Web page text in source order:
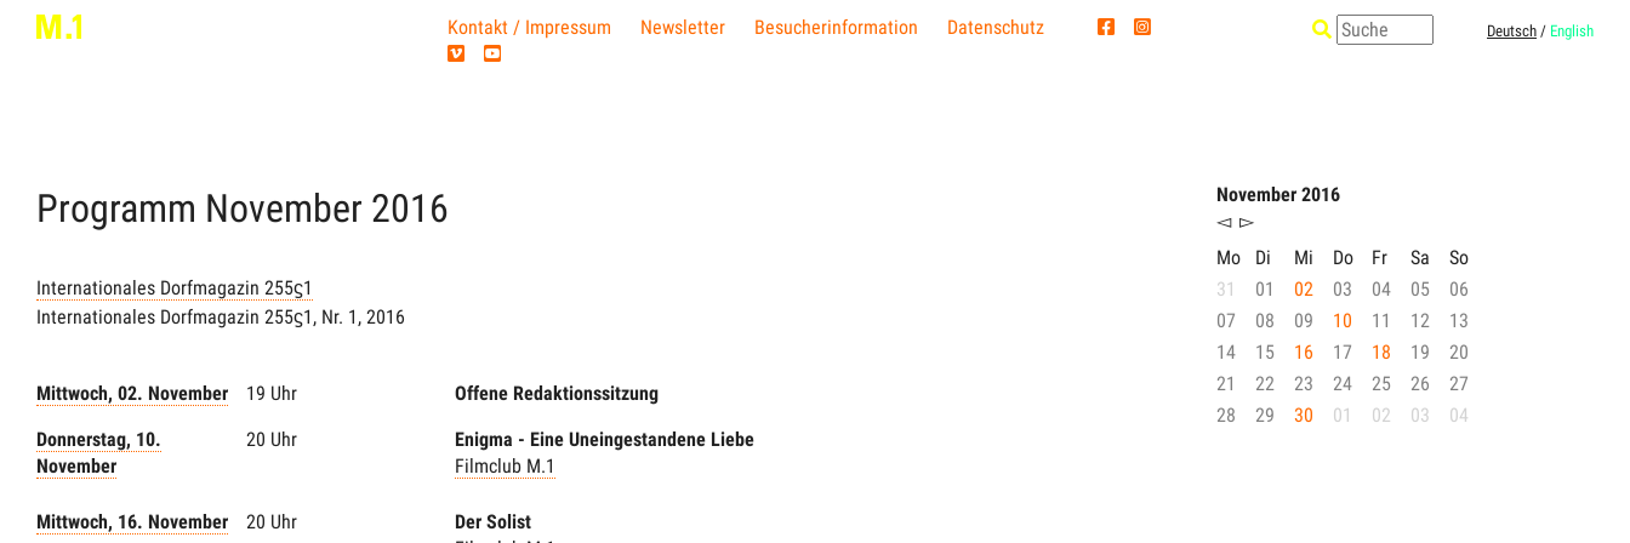
Kontakt / Impressum Newsletter Besucherinformation Datenschutz Deutsch / English
Programm November 2016
Internationales Dorfmagazin 255ϛ1
Internationales Dorfmagazin 255ϛ1, Nr. 1, 2016
Mittwoch, 02. November 19 Uhr
Offene Redaktionssitzung
Donnerstag, 10.
November
20 Uhr
Enigma - Eine Uneingestandene Liebe
Filmclub M.1
Mittwoch, 16. November 20 Uhr
Der Solist
November 2016
◅ ▻
Mo
Di Mi Do Fr Sa
So
31
01 02 03 04 05
06
07
08 09 10 11 12
13
14
15 16 17 18 19
20
21
22 23 24 25 26
27
28
29 30 01 02 03 04